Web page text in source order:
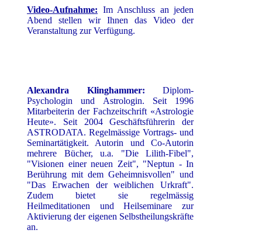
Video-Aufnahme: Im Anschluss an jeden
Abend stellen wir Ihnen das Video der
Veranstaltung zur Verfügung.
Alexandra Klinghammer: Diplom-
Psychologin und Astrologin. Seit 1996
Mitarbeiterin der Fachzeitschrift «Astrologie
Heute». Seit 2004 Geschäftsführerin der
ASTRODATA. Regelmässige Vortrags- und
Seminartätigkeit. Autorin und Co-Autorin
mehrere Bücher, u.a. "Die Lilith-Fibel",
"Visionen einer neuen Zeit", "Neptun - In
Berührung mit dem Geheimnisvollen" und
"Das Erwachen der weiblichen Urkraft".
Zudem bietet sie regelmässig
Heilmeditationen und Heilseminare zur
Aktivierung der eigenen Selbstheilungskräfte
an.